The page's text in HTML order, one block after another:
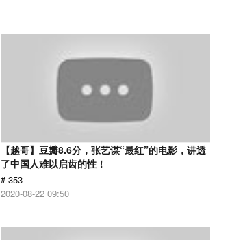
【越哥】豆瓣8.6分，张艺谋“最红”的电影，讲透
了中国人难以启齿的性！
# 353
2020-08-22 09:50